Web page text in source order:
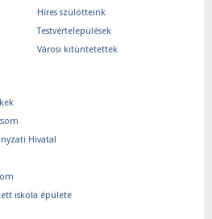
Híres szülötteink
Testvértelepülések
Városi kitüntetettek
Hivatal
iskola épülete